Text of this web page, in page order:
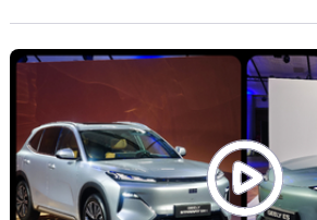
sa version haut de gamme Max + pour
net…